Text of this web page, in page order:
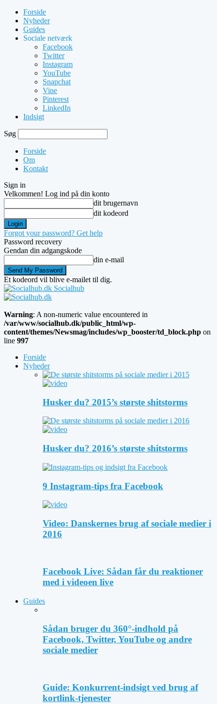
Forside
Nyheder
Guides
Sociale netværk
Facebook
Twitter
Instagram
YouTube
Snapchat
Vine
Pinterest
LinkedIn
Indsigt
Søg
Forside
Om
Kontakt
Sign in
Velkommen! Log ind på din konto
dit brugernavn
dit kodeord
Forgot your password? Get help
Password recovery
Gendan din adgangskode
din e-mail
Et kodeord vil blive e-mailet til dig.
Socialhub
Warning: A non-numeric value encountered in
/var/www/socialhub.dk/public_html/wp-
content/themes/Newsmag/includes/wp_booster/td_block.php on
line 997
Forside
Nyheder
Husker du? 2015’s største shitstorms
Husker du? 2016’s største shitstorms
9 Instagram-tips fra Facebook
Video: Danskernes brug af sociale medier i
2016
Facebook Live: Sådan får du reaktioner
med i videoen live
Guides
Sådan bruger du 360°-indhold på
Facebook, Twitter, YouTube og andre
sociale medier
Guide: Konkurrent-indsigt ved brug af
kortlink-tjenester